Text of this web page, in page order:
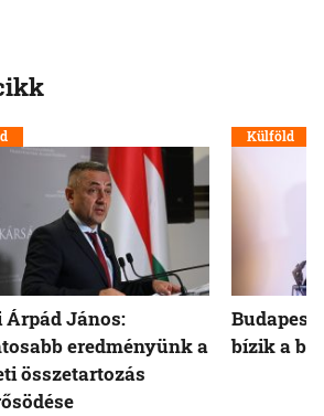
Árpád János:
eredményünk a
összetartozás
Külföld
Budapest
bízik a